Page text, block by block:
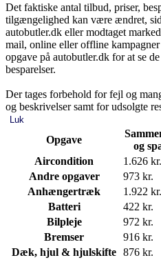
Det faktiske antal tilbud, priser,
tilgængelighed kan være ændret,
autobutler.dk eller modtaget
mail, online eller offline
opgave på autobutler.dk for at se
besparelser.
Der tages forbehold for fejl og
og beskrivelser samt for udsolgte
Luk
Opgave
og
Aircondition
1.626 kr.
Andre opgaver
973 kr.
Anhængertræk
1.922 kr.
Batteri
422 kr.
Bilpleje
972 kr.
Bremser
916 kr.
Dæk, hjul & hjulskifte 876 kr.